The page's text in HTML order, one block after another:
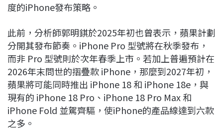
度的iPhone發布策略。
此前，分析師郭明錤於2025年初也曾表示，蘋果計劃
分開其發布節奏。iPhone Pro 型號將在秋季發布，
而非 Pro 型號則於次年春季上市。若加上普遍預計在
2026年末問世的摺疊款 iPhone，那麼到2027年初，
蘋果將可能同時推出 iPhone 18 和 iPhone 18e，與
現有的 iPhone 18 Pro、iPhone 18 Pro Max 和
iPhone Fold 並駕齊驅，使iPhone的產品線達到六款
之多。